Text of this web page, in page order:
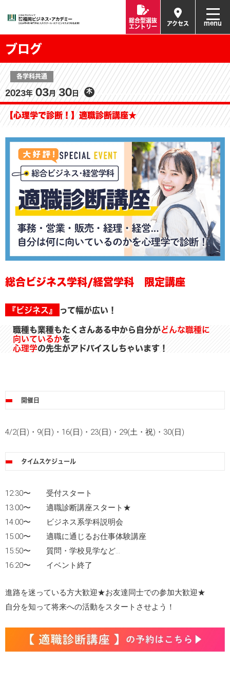
総合型選抜
エントリー
アクセス menu
ブログ
各学科共通
2023年 03月 30日 木
【心理学で診断！】適職診断講座★
総合ビジネス学科/経営学科 限定講座
『ビジネス』
って幅が広い！
職種も業種もたくさんある中から自分がどんな職種に
向いているかを
心理学の先生がアドバイスしちゃいます！
開催日
4/2(日)・9(日)・16(日)・23(日)・29(土・祝)・30(日)
タイムスケジュール
12:30〜 受付スタート
13:00〜 適職診断講座スタート★
14:00〜 ビジネス系学科説明会
15:00〜 適職に通じるお仕事体験講座
15:50〜 質問・学校見学など…
16:20〜 イベント終了
進路を迷っている方大歓迎★お友達同士での参加大歓迎★
自分を知って将来への活動をスタートさせよう！